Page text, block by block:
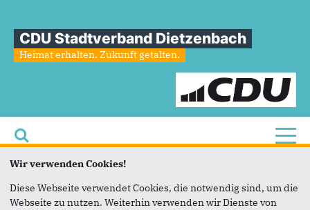
CDU Stadtverband Dietzenbach
Heimat erhalten. Zukunft getalten.
Sie sind hier
Wahlprogramm
Wir verwenden Cookies!
Diese Webseite verwendet Cookies, die notwendig sind, um die
Webseite zu nutzen. Weiterhin verwenden wir Dienste von